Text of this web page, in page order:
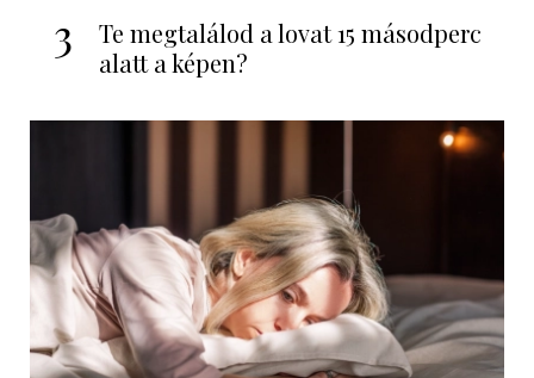
3
Te megtalálod a lovat 15 másodperc
alatt a képen?